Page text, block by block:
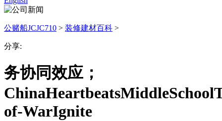
公赌船JCJC710 > 装修建材百科 >
分享:
务协同效应；
of-WarIgnite